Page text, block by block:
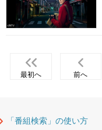
最初へ 前へ
「番組検索」の使い方